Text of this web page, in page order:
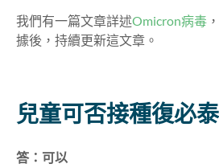
我們有一篇文章詳述Omicron病毒
據後，持續更新這文章。
兒童可否接種復必
答：可以